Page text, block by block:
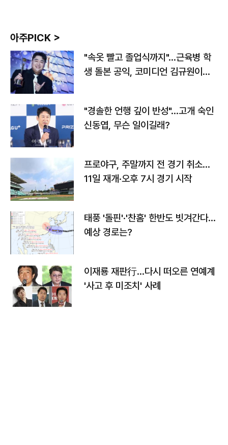
아주PICK >
"속옷 빨고 졸업식까지"…근육병 학
생 돌본 공익, 코미디언 김규원이었
"경솔한 언행 깊이 반성"…고개 숙인
신동엽, 무슨 일이길래?
프로야구, 주말까지 전 경기 취소…
11일 재개·오후 7시 경기 시작
태풍 '돌핀'·'찬홈' 한반도 빗겨간다…
예상 경로는?
이재룡 재판行…다시 떠오른 연예계
'사고 후 미조치' 사례